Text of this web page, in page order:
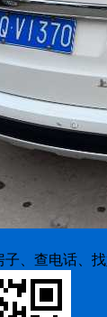
、查电话、找